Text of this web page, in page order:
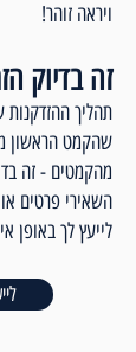
ויראה זוהר!
זה בדיוק
תהליך ההזדקנות
שהקמט הראשון
מהקמטים - זה
השאירי פרטים
לייעץ לך באופן